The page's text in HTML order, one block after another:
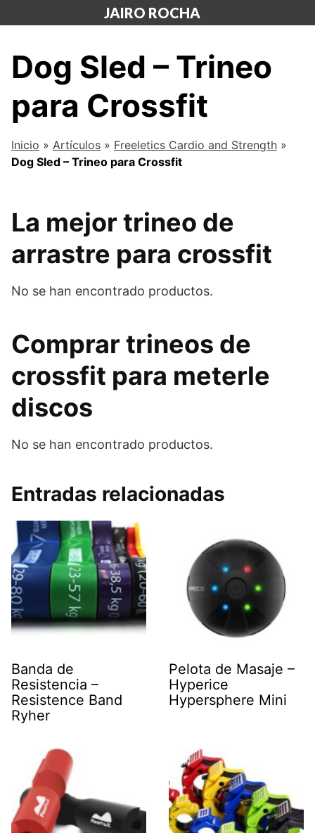
al
JAIRO ROCHA
Dog Sled – Trineo
para Crossfit
Inicio » Artículos » Freeletics Cardio and Strength »
Dog Sled – Trineo para Crossfit
La mejor trineo de
arrastre para crossfit
No se han encontrado productos.
Comprar trineos de
crossfit para meterle
discos
No se han encontrado productos.
Entradas relacionadas
Banda de
Resistencia –
Resistence Band
Ryher
Pelota de Masaje –
Hyperice
Hypersphere Mini